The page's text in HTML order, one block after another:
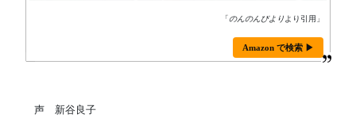
「のんのんびより より引用」
Amazon で検索 ▶
声 新谷良子